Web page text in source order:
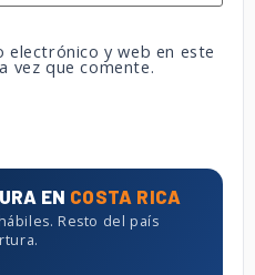
y web en este
vez que comente.
EN COSTA RICA
Resto del país